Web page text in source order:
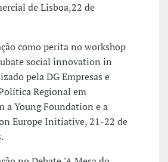
de Lisboa,22 de
como perita no workshop
social innovation in
pela DG Empresas e
Regional em
a Young Foundation e a
Europe Initiative, 21-22 de